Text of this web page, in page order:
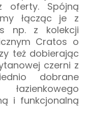
oferty. Spójną
łącząc je z
np. z kolekcji
Cratos o
też dobierając
czerni z
dobrane
i funkcjonalną